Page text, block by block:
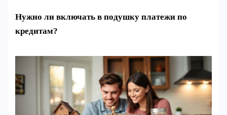
Нужно ли включать в подушку платежи по
кредитам?